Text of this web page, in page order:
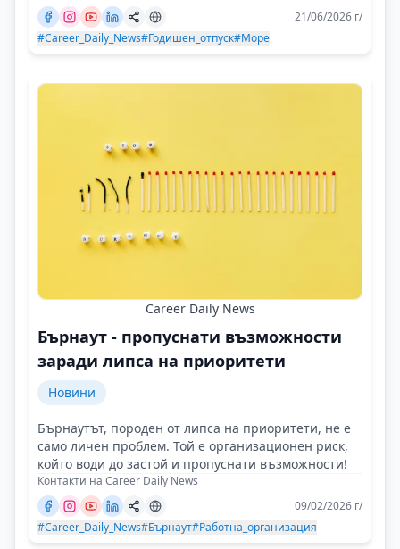
21/06/2026 г/
#Career_Daily_News#Годишен_отпуск#Море
Career Daily News
Бърнаут - пропуснати възможности
заради липса на приоритети
Новини
Бърнаутът, породен от липса на приоритети, не е
само личен проблем. Той е организационен риск,
който води до застой и пропуснати възможности!
Контакти на Career Daily News
09/02/2026 г/
#Career_Daily_News#Бърнаут#Работна_организация